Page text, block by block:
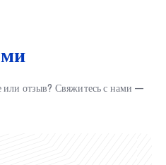
или отзыв? Свяжитесь с нами —